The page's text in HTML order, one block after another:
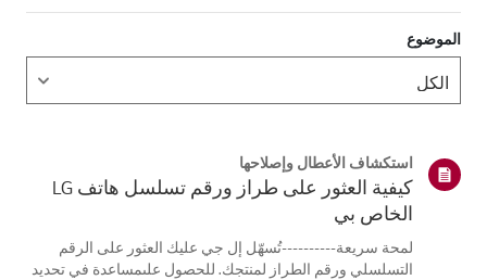
الموضوع
استكشاف الأعطال وإصلاحها
كيفية العثور على طراز ورقم تسلسل هاتف LG
الخاص بي
لمحة سريعة----------تُسهّل إل جي عليك العثور على الرقم
التسلسلي ورقم الطراز لمنتجك. للحصول علىمساعدة في تحديد